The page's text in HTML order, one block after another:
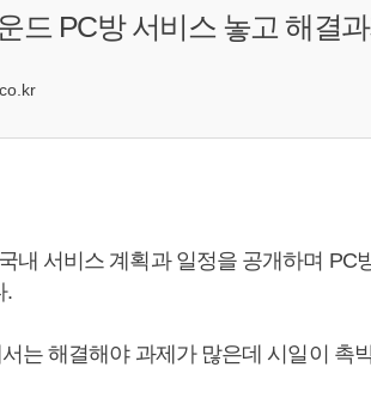
드 PC방 서비스 놓고 해결
내 서비스 계획과 일정을 공개하며 PC
.
는 해결해야 과제가 많은데 시일이 촉